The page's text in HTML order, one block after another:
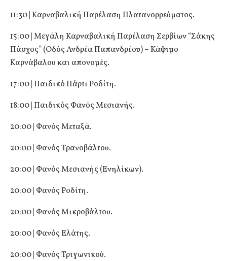
11:30 | Καρναβαλική Παρέλαση Πλατανορρεύματος.
15:00 | Μεγάλη Καρναβαλική Παρέλαση Σερβίων “Σάκης
Πάσχος” (Οδός Ανδρέα Παπανδρέου) – Κάψιμο
Καρνάβαλου και απονομές.
17:00 | Παιδικό Πάρτι Ροδίτη.
18:00 | Παιδικός Φανός Μεσιανής.
20:00 | Φανός Μεταξά.
20:00 | Φανός Τρανοβάλτου.
20:00 | Φανός Μεσιανής (Ενηλίκων).
20:00 | Φανός Ροδίτη.
20:00 | Φανός Μικροβάλτου.
20:00 | Φανός Ελάτης.
20:00 | Φανός Τριγωνικού.